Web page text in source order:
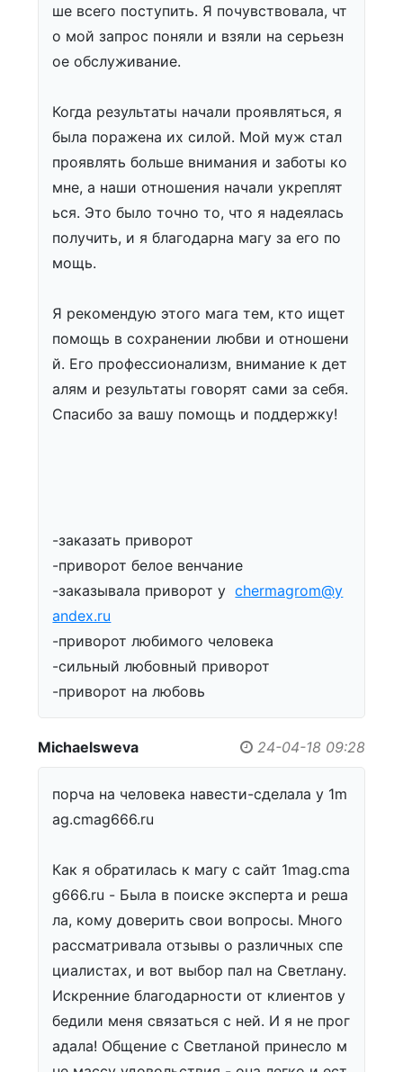
ше всего поступить. Я почувствовала, чт
о мой запрос поняли и взяли на серьезн
ое обслуживание.
Когда результаты начали проявляться, я
была поражена их силой. Мой муж стал
проявлять больше внимания и заботы ко
мне, а наши отношения начали укреплят
ься. Это было точно то, что я надеялась
получить, и я благодарна магу за его по
мощь.
Я рекомендую этого мага тем, кто ищет
помощь в сохранении любви и отношени
й. Его профессионализм, внимание к дет
алям и результаты говорят сами за себя.
Спасибо за вашу помощь и поддержку!
-заказать приворот
-приворот белое венчание
-заказывала приворот уchermagrom@y
andex.ru
-приворот любимого человека
-сильный любовный приворот
-приворот на любовь
Michaelsweva 24-04-18 09:28
порча на человека навести-сделала у 1m
ag.cmag666.ru
Как я обратилась к магу с сайт 1mag.cma
g666.ru - Была в поиске эксперта и реша
ла, кому доверить свои вопросы. Много
рассматривала отзывы о различных спе
циалистах, и вот выбор пал на Светлану.
Искренние благодарности от клиентов у
бедили меня связаться с ней. И я не прог
адала! Общение с Светланой принесло м